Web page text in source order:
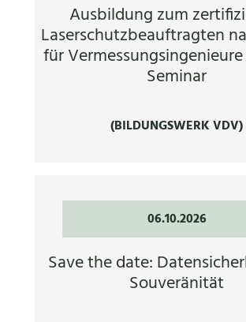
Ausbildung zum
Laserschutzbeauftragten
für
Seminar
(BILDUNGSWERK VDV)
06.10.2026
Save the date:
Souveränität